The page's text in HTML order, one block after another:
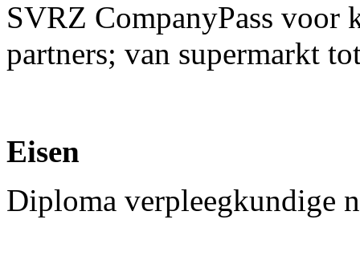
SVRZ CompanyPass voor
partners; van supermarkt
Eisen
Diploma verpleegkundige